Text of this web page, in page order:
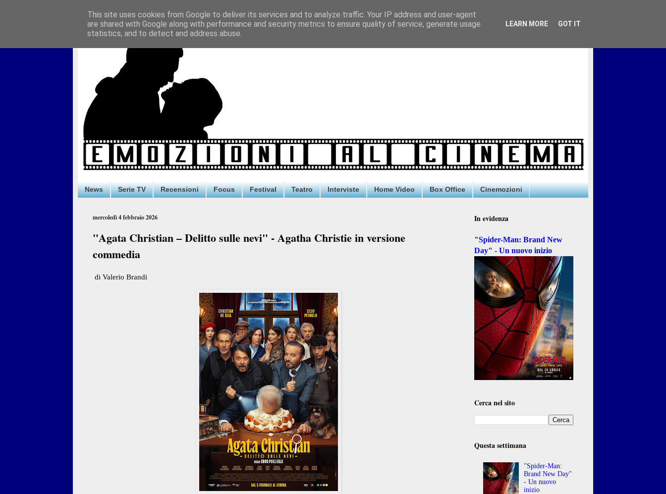
News Serie TV Recensioni Focus Festival Teatro Interviste Home Video Box Office Cinemozioni
mercoledì 4 febbraio 2026
"Agata Christian – Delitto sulle nevi" - Agatha Christie in versione
commedia
di Valerio Brandi
In evidenza
"Spider-Man: Brand New
Day" - Un nuovo inizio
Cerca nel sito
Questa settimana
"Spider-Man:
Brand New Day"
- Un nuovo
inizio
This site uses cookies from Google to deliver its services and to analyze traffic. Your IP address and user-agent
are shared with Google along with performance and security metrics to ensure quality of service, generate usage
statistics, and to detect and address abuse.
LEARN MORE GOT IT